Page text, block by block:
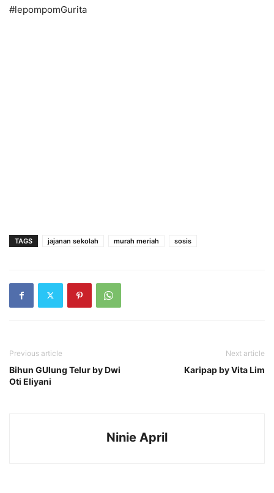
#lepompomGurita
TAGS jajanan sekolah murah meriah sosis
Previous article
Bihun GUlung Telur by Dwi
Oti Eliyani
Next article
Karipap by Vita Lim
Ninie April